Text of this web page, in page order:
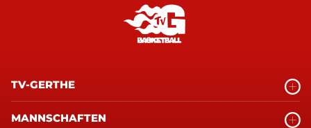
TV-GERTHE
MANNSCHAFTEN